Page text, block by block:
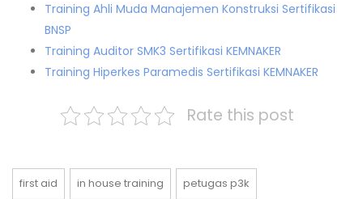
Training Ahli Muda Manajemen Konstruksi Sertifikasi
BNSP
Training Auditor SMK3 Sertifikasi KEMNAKER
Training Hiperkes Paramedis Sertifikasi KEMNAKER
Rate this post
first aid in house training petugas p3k